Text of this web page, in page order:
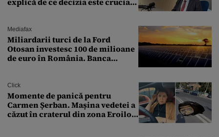
Mediafax
Miliardarii turci de la Ford
Otosan investesc 100 de milioane
de euro în România. Banca
Click
Momente de panică pentru
Carmen Șerban. Mașina vedetei a
căzut în craterul din zona Eroilor: